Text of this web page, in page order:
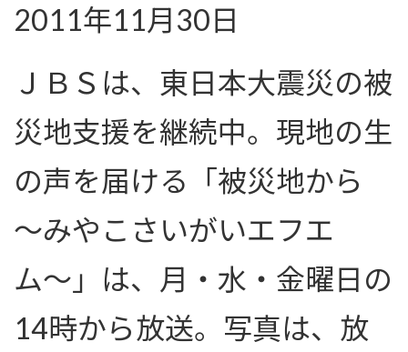
2011年11月30日
ＪＢＳは、東日本大震災の被
災地支援を継続中。現地の生
の声を届ける「被災地から
〜みやこさいがいエフエ
ム〜」は、月・水・金曜日の
14時から放送。写真は、放